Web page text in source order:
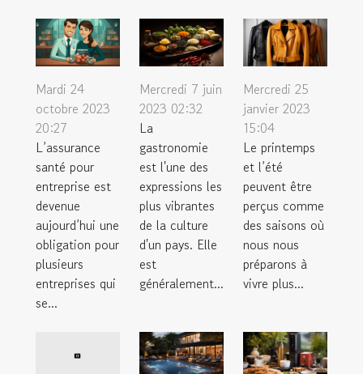
Mardi 24
octobre 2023
20:27
L’assurance
santé pour
entreprise est
devenue
aujourd’hui une
obligation pour
plusieurs
entreprises qui
se...
Mercredi 7 juin
2023 02:32
La
gastronomie
est l'une des
expressions les
plus vibrantes
de la culture
d'un pays. Elle
est
généralement...
Mercredi 25
janvier 2023
15:04
Le printemps
et l’été
peuvent être
perçus comme
des saisons où
nous nous
préparons à
vivre plus...